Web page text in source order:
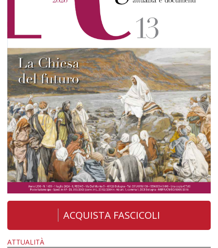
ACQUISTA FASCICOLI
ATTUALITÀ